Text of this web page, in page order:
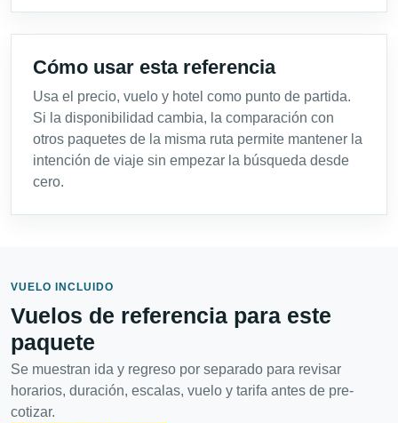
Cómo usar esta referencia
Usa el precio, vuelo y hotel como punto de partida.
Si la disponibilidad cambia, la comparación con
otros paquetes de la misma ruta permite mantener la
intención de viaje sin empezar la búsqueda desde
cero.
VUELO INCLUIDO
Vuelos de referencia para este
paquete
Se muestran ida y regreso por separado para revisar
horarios, duración, escalas, vuelo y tarifa antes de pre-
cotizar.